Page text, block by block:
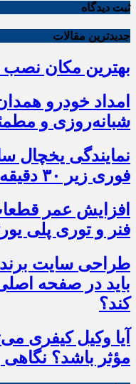
ثبت دیدگاه
جدیدترین مقالات
بهترین مکان نصب
امداد خودرو
شبانه‌روزی و
نمایندگی یخچال
فوری زیر ۳۰ دقیقه
افزایش عمر
فنر و توری پلی
طراحی سایت
باید در صفحه اصلی
کند؟
آیا وکیل کیفری
مؤثر باشد؟ نگاهی